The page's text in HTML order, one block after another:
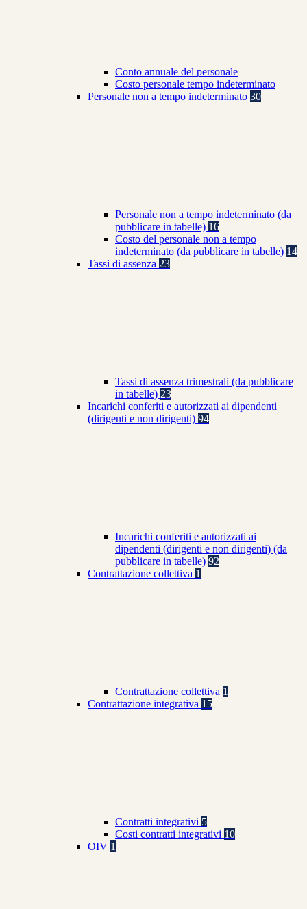
Conto annuale del personale
Costo personale tempo indeterminato
Personale non a tempo indeterminato 30
Personale non a tempo indeterminato (da
pubblicare in tabelle) 16
Costo del personale non a tempo
indeterminato (da pubblicare in tabelle) 14
Tassi di assenza 23
Tassi di assenza trimestrali (da pubblicare
in tabelle) 23
Incarichi conferiti e autorizzati ai dipendenti
(dirigenti e non dirigenti) 94
Incarichi conferiti e autorizzati ai
dipendenti (dirigenti e non dirigenti) (da
pubblicare in tabelle) 92
Contrattazione collettiva 1
Contrattazione collettiva 1
Contrattazione integrativa 15
Contratti integrativi 5
Costi contratti integrativi 10
OIV 1